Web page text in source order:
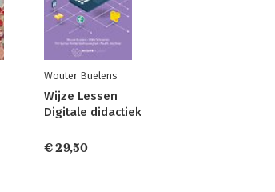
Wouter Buelens
Wijze Lessen
Digitale didactiek
€ 29,50